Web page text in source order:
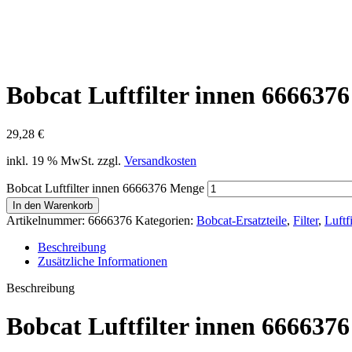
Bobcat Luftfilter innen 6666376
29,28 €
inkl. 19 % MwSt. zzgl. Versandkosten
Bobcat Luftfilter innen 6666376 Menge
In den Warenkorb
Artikelnummer: 6666376 Kategorien: Bobcat-Ersatzteile, Filter,
Beschreibung
Zusätzliche Informationen
Beschreibung
Bobcat Luftfilter innen 6666376